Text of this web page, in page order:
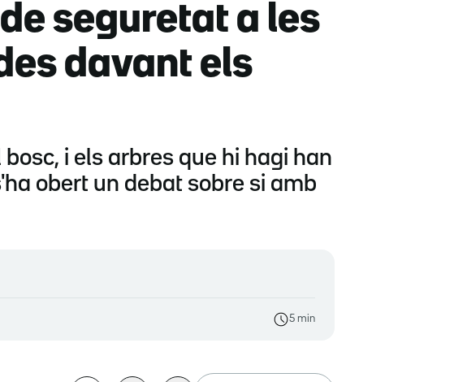
seguretat a les
davant els
i els arbres que hi hagi han
obert un debat sobre si amb
5 min